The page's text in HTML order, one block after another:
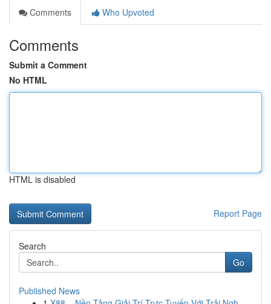
Comments
Who Upvoted
Comments
Submit a Comment
No HTML
HTML is disabled
Report Page
Search
Go
Published News